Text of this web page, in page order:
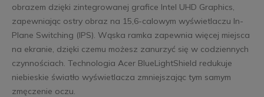
obrazem dzięki zintegrowanej grafice Intel UHD Graphics,
zapewniając ostry obraz na 15,6-calowym wyświetlaczu In-
Plane Switching (IPS). Wąska ramka zapewnia więcej miejsca
na ekranie, dzięki czemu możesz zanurzyć się w codziennych
czynnościach. Technologia Acer BlueLightShield redukuje
niebieskie światło wyświetlacza zmniejszając tym samym
zmęczenie oczu.